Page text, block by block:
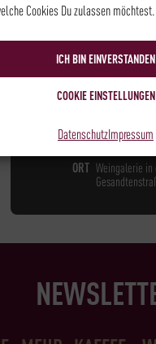
Cookies Du zulassen möchtest.
ICH BIN EINVERSTANDEN
COOKIE EINSTELLUNGEN
DatenschutzImpressum
BARISTA LEVEL II
125,00€*
NOCH7PLÄTZE VERFÜGBAR
UHRZEIT 18:30 - 21:30
ORT Weingalerie in